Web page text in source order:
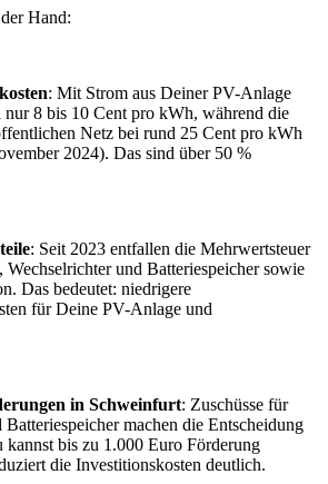
Hand:
: Mit Strom aus Deiner PV-Anlage
8 bis 10 Cent pro kWh, während die
Netz bei rund 25 Cent pro kWh
2024). Das sind über 50 %
: Seit 2023 entfallen die Mehrwertsteuer
Wechselrichter und Batteriespeicher sowie
Das bedeutet: niedrigere
für Deine PV-Anlage und
in Schweinfurt: Zuschüsse für
machen die Entscheidung
kannst bis zu 1.000 Euro Förderung
die Investitionskosten deutlich.